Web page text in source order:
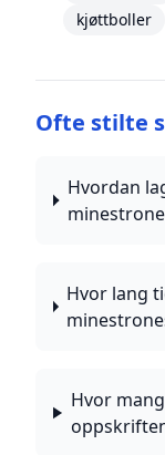
kjøttboller
Ofte stilte
Hvordan
Hvor lang
Hvor